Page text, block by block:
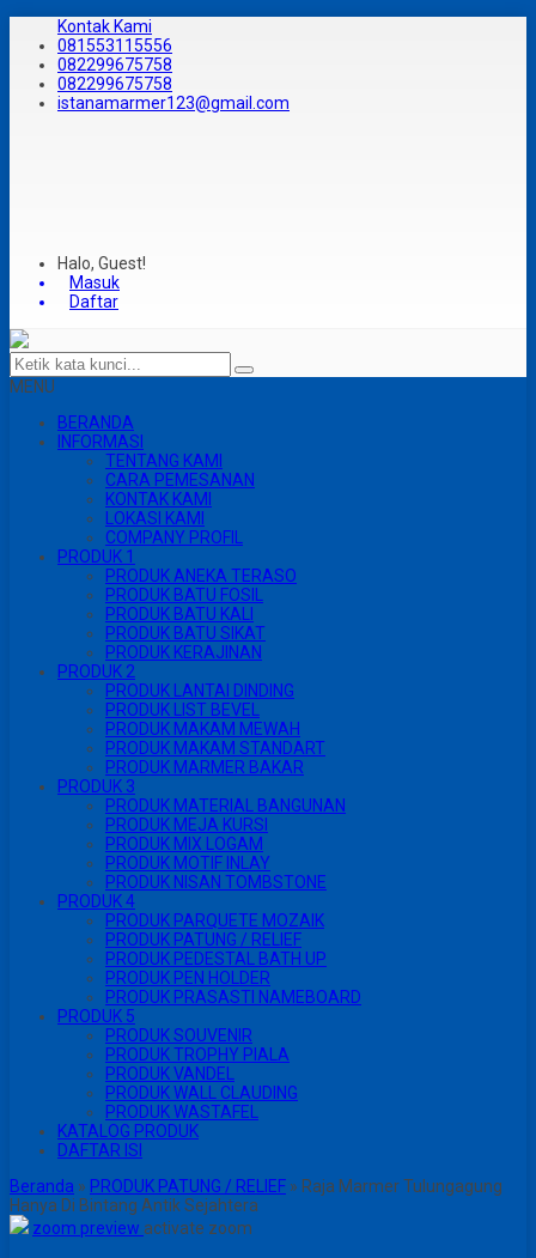
Kontak Kami
081553115556
082299675758
082299675758
istanamarmer123@gmail.com
Halo, Guest!
Masuk
Daftar
MENU
BERANDA
INFORMASI
TENTANG KAMI
CARA PEMESANAN
KONTAK KAMI
LOKASI KAMI
COMPANY PROFIL
PRODUK 1
PRODUK ANEKA TERASO
PRODUK BATU FOSIL
PRODUK BATU KALI
PRODUK BATU SIKAT
PRODUK KERAJINAN
PRODUK 2
PRODUK LANTAI DINDING
PRODUK LIST BEVEL
PRODUK MAKAM MEWAH
PRODUK MAKAM STANDART
PRODUK MARMER BAKAR
PRODUK 3
PRODUK MATERIAL BANGUNAN
PRODUK MEJA KURSI
PRODUK MIX LOGAM
PRODUK MOTIF INLAY
PRODUK NISAN TOMBSTONE
PRODUK 4
PRODUK PARQUETE MOZAIK
PRODUK PATUNG / RELIEF
PRODUK PEDESTAL BATH UP
PRODUK PEN HOLDER
PRODUK PRASASTI NAMEBOARD
PRODUK 5
PRODUK SOUVENIR
PRODUK TROPHY PIALA
PRODUK VANDEL
PRODUK WALL CLAUDING
PRODUK WASTAFEL
KATALOG PRODUK
DAFTAR ISI
Beranda » PRODUK PATUNG / RELIEF » Raja Marmer Tulungagung
Hanya Di Bintang Antik Sejahtera
zoom preview activate zoom